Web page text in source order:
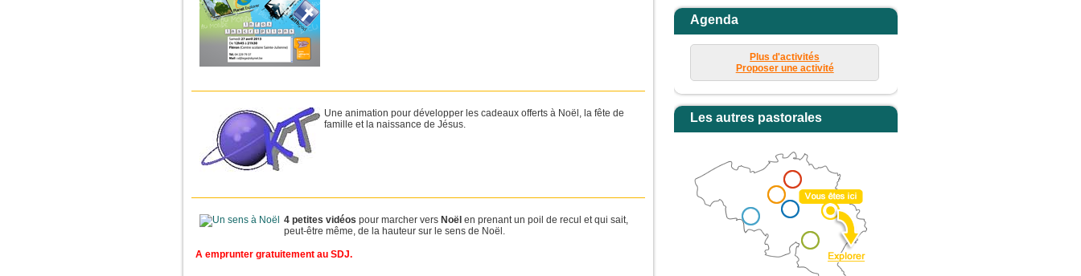
Une animation pour développer les cadeaux offerts à Noël, la fête de
famille et la naissance de Jésus.
4 petites vidéos pour marcher vers Noël en prenant un poil de recul et qui sait,
peut-être même, de la hauteur sur le sens de Noël.
A emprunter gratuitement au SDJ.
Agenda
Plus d'activités
Proposer une activité
Les autres pastorales